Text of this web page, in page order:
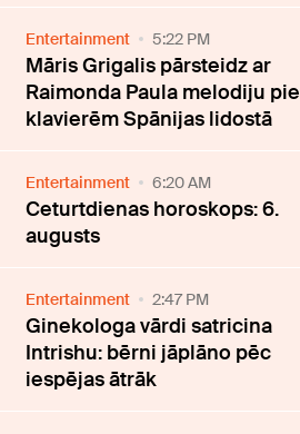
Entertainment 5:22 PM
Māris Grigalis pārsteidz ar
Raimonda Paula melodiju pie
klavierēm Spānijas lidostā
Entertainment 6:20 AM
Ceturtdienas horoskops: 6.
augusts
Entertainment 2:47 PM
Ginekologa vārdi satricina
Intrishu: bērni jāplāno pēc
iespējas ātrāk